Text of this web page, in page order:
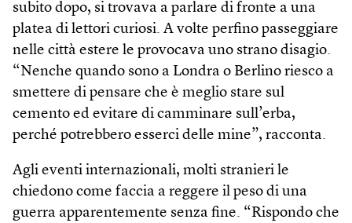
subito dopo, si trovava a parlare di fronte a una
platea di lettori curiosi. A volte perfino passeggiare
nelle città estere le provocava uno strano disagio.
“Nenche quando sono a Londra o Berlino riesco a
smettere di pensare che è meglio stare sul
cemento ed evitare di camminare sull’erba,
perché potrebbero esserci delle mine”, racconta.
Agli eventi internazionali, molti stranieri le
chiedono come faccia a reggere il peso di una
guerra apparentemente senza fine. “Rispondo che